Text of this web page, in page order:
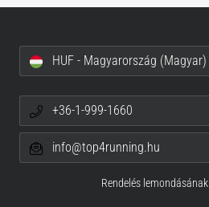
HUF - Magyarország (Magyar)
+36-1-999-1660
info@top4running.hu
Rendelés